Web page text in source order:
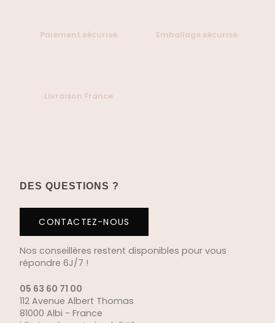
Paiement sécurisé Emballage sécurisé
Livraison France
DES QUESTIONS ?
CONTACTEZ-NOUS
Nos conseillères restent disponibles pour vous
répondre 6J/7 !
05 63 60 71 00
112 Avenue Albert Thomas
81000 Albi - France